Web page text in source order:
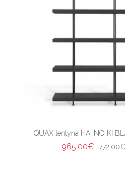
QUAX lentyna HAI NO KI
965.00€ 772.00€